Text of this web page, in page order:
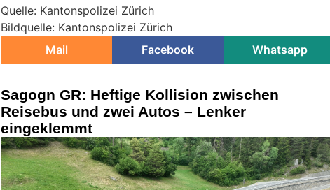
Quelle: Kantonspolizei Zürich
Bildquelle: Kantonspolizei Zürich
Mail
Facebook Whatsapp
Sagogn GR: Heftige Kollision zwischen
Reisebus und zwei Autos – Lenker
eingeklemmt